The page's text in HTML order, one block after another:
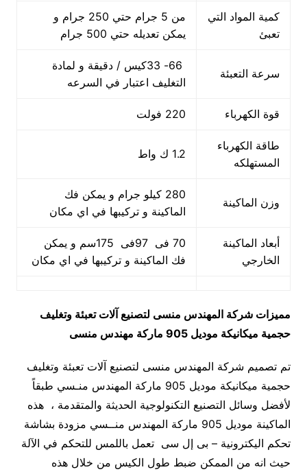
كمية المواد التي
تعبئ
من 5 جرام حتي 250 جرام و
يمكن تعديله حتي 500 جرام
سرعة التعبئة
66- 33كيس / دقيقة و لمادة
التغليف اعتبار في السرعه
قوة الكهرباء 220 فولت
طاقة الكهرباء
المستهلكه
1.2 ك واط
وزن الماكينة
280 كيلو جرام و يمكن فك
الماكينة و تركيبها في اي مكان
أبعاد الماكينة
الخارجي
70 فى 97فى 175سم و يمكن
فك الماكينة و تركيبها في اي مكان
مميزات شركة المهندس منسى لتصنيع آلات تعبئة وتغليف
حجمية ميكانيكة موديل 905 ماركة مهندس منسى
تم تصميم شركة المهندس منسى لتصنيع آلات تعبئة وتغليف
حجمية ميكانيكة موديل 905 ماركة المهندس منـسي طبقاً
لأفضل وسائل التصنيع التكنولوجية الحديثة والمتقدمة ، هذه
الماكينة موديل 905 ماركة المهندس منــسي مزودة بشاشة
تحكم اليكترونية – بى إل سى تعمل باللمس للتحكم في الآلة
حيث انه من الممكن ضبط طول الكيس من خلال هذه